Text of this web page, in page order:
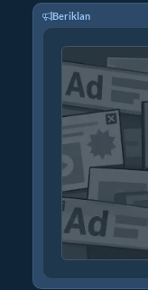
Beriklan